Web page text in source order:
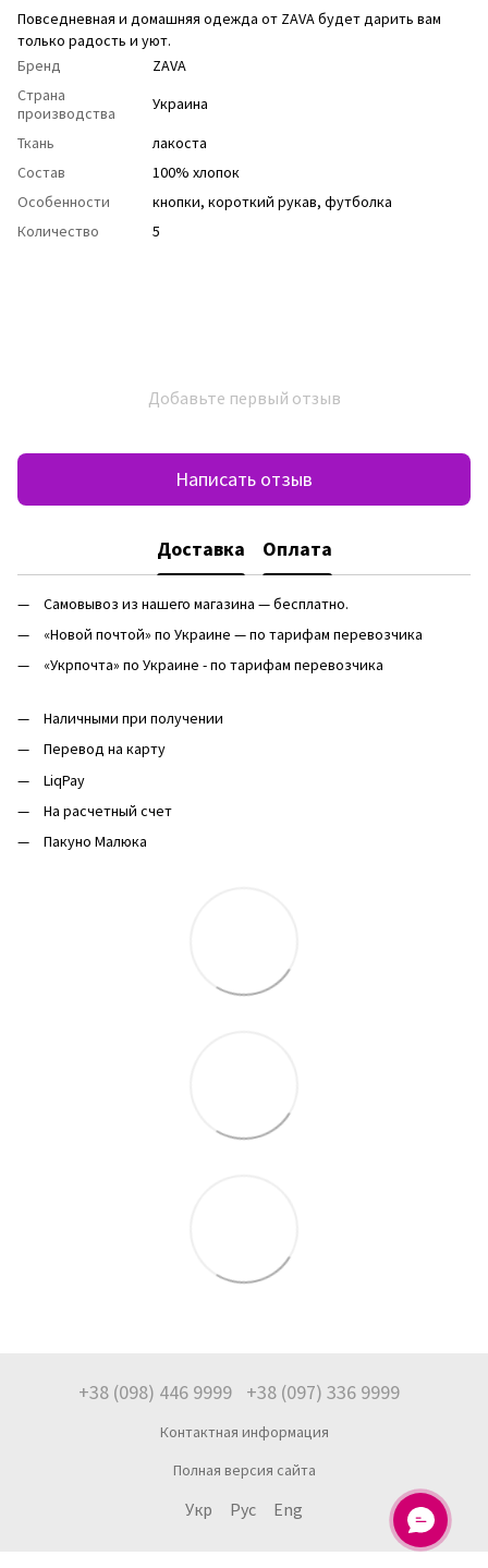
Повседневная и домашняя одежда от ZAVA будет дарить вам
только радость и уют.
Бренд
ZAVA
Страна
производства
Украина
Ткань
лакоста
Состав
100% хлопок
Особенности
кнопки, короткий рукав, футболка
Количество
5
Добавьте первый отзыв
Написать отзыв
Доставка Оплата
Самовывоз из нашего магазина — бесплатно.
«Новой почтой» по Украине — по тарифам перевозчика
«Укрпочта» по Украине - по тарифам перевозчика
Наличными при получении
Перевод на карту
LiqPay
На расчетный счет
Пакуно Малюка
+38 (098) 446 9999 +38 (097) 336 9999
Контактная информация
Полная версия сайта
Укр Рус Eng